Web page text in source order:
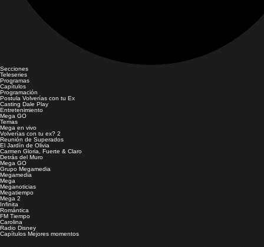
Secciones
Teleseries
Programas
Capítulos
Programación
Postula Volverías con tu Ex
Casting Dale Play
Entretenimiento
Mega GO
Temas
Mega en vivo
Volverías con tu ex? 2
Reunión de Superados
El Jardín de Olivia
Carmen Gloria, Fuerte & Claro
Detrás del Muro
Mega GO
Grupo Megamedia
Megamedia
Mega
Meganoticias
Megatiempo
Mega 2
Infinita
Romántica
FM Tiempo
Carolina
Radio Disney
Capítulos Mejores momentos